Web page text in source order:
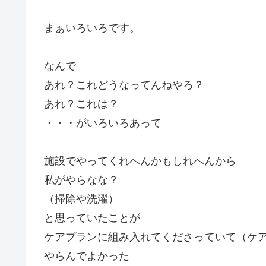
まぁいろいろです。
なんで
あれ？これどうなってんねやろ？
あれ？これは？
・・・がいろいろあって
施設でやってくれへんかもしれへんから
私がやらなな？
（掃除や洗濯）
と思っていたことが
ケアプランに組み入れてくださっていて（ケ
やらんでよかった